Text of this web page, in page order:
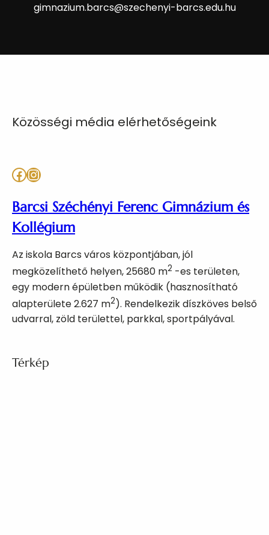
gimnazium.barcs@szechenyi-barcs.edu.hu
Közösségi média elérhetőségeink
Facebook Instagram
Barcsi Széchényi Ferenc Gimnázium és
Kollégium
Az iskola Barcs város központjában, jól
megközelíthető helyen, 25680 m2 -es területen,
egy modern épületben működik (hasznosítható
alapterülete 2.627 m2). Rendelkezik díszköves belső
udvarral, zöld területtel, parkkal, sportpályával.
Térkép